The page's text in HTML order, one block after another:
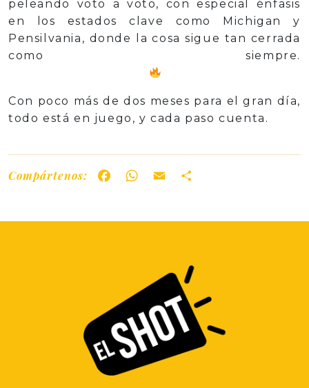
peleando voto a voto, con especial énfasis
en los estados clave como Michigan y
Pensilvania, donde la cosa sigue tan cerrada
como siempre.
Con poco más de dos meses para el gran día,
todo está en juego, y cada paso cuenta.
Compártenos: FacebookWhatsApp
Email